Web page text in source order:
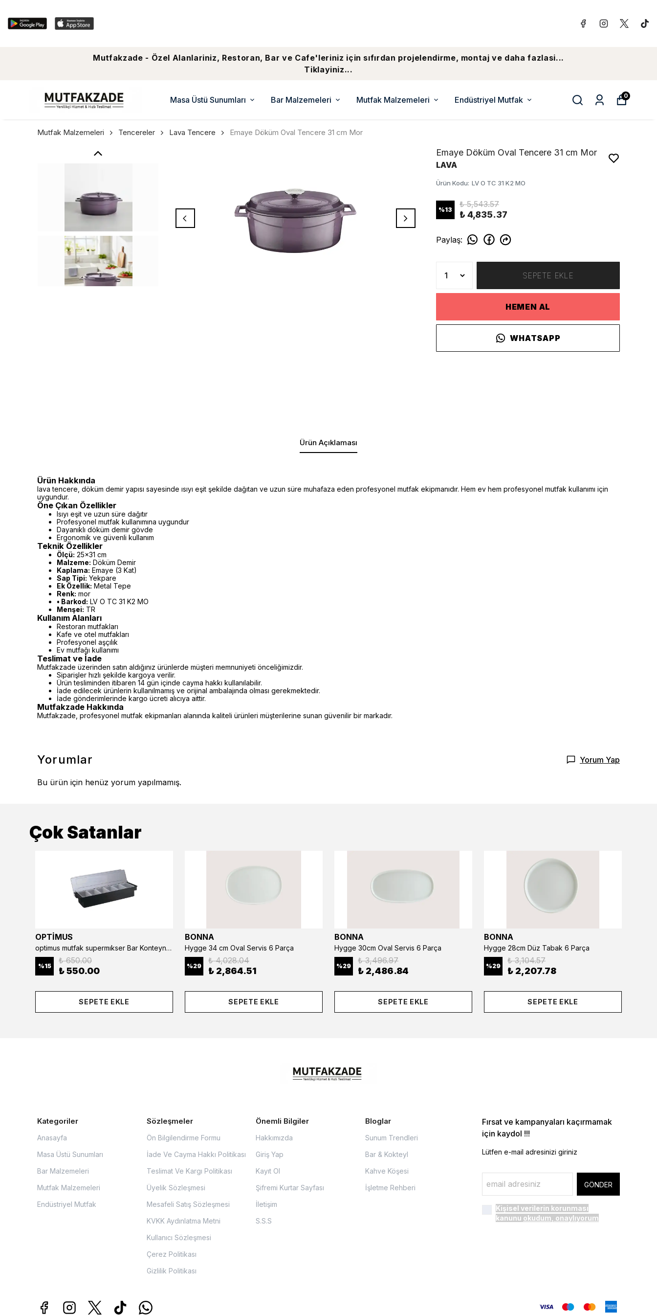
Mutfakzade - Özel Alanlariniz, Restoran, Bar ve Cafe'leriniz için sıfırdan projelendirme, montaj ve daha fazlasi...
Tiklayiniz...
Masa Üstü Sunumları Bar Malzemeleri Mutfak Malzemeleri Endüstriyel Mutfak 0
Mutfak Malzemeleri Tencereler Lava Tencere Emaye Döküm Oval Tencere 31 cm Mor
Emaye Döküm Oval Tencere 31 cm Mor
LAVA
Ürün Kodu: LV O TC 31 K2 MO
%13
₺ 5,543.57
₺ 4,835.37
Paylaş:
SEPETE EKLE
HEMEN AL
WHATSAPP
Ürün Açıklaması
Ürün Hakkında
lava tencere, döküm demir yapısı sayesinde ısıyı eşit şekilde dağıtan ve uzun süre muhafaza eden profesyonel mutfak ekipmanıdır. Hem ev hem profesyonel mutfak kullanımı için
uygundur.
Öne Çıkan Özellikler
Isıyı eşit ve uzun süre dağıtır
Profesyonel mutfak kullanımına uygundur
Dayanıklı döküm demir gövde
Ergonomik ve güvenli kullanım
Teknik Özellikler
Ölçü: 25x31 cm
Malzeme: Döküm Demir
Kaplama: Emaye (3 Kat)
Sap Tipi: Yekpare
Ek Özellik: Metal Tepe
Renk: mor
• Barkod: LV O TC 31 K2 MO
Menşei: TR
Kullanım Alanları
Restoran mutfakları
Kafe ve otel mutfakları
Profesyonel aşçılık
Ev mutfağı kullanımı
Teslimat ve İade
Mutfakzade üzerinden satın aldığınız ürünlerde müşteri memnuniyeti önceliğimizdir.
Siparişler hızlı şekilde kargoya verilir.
Ürün tesliminden itibaren 14 gün içinde cayma hakkı kullanılabilir.
İade edilecek ürünlerin kullanılmamış ve orijinal ambalajında olması gerekmektedir.
İade gönderimlerinde kargo ücreti alıcıya aittir.
Mutfakzade Hakkında
Mutfakzade, profesyonel mutfak ekipmanları alanında kaliteli ürünleri müşterilerine sunan güvenilir bir markadır.
Yorumlar Yorum Yap
Bu ürün için henüz yorum yapılmamış.
Çok Satanlar
OPTİMUS
optimus mutfak supermıkser Bar Konteyner 6'lı 50×16×9 cm Kapaklı Polikarbon Organizer Bar & Kafe
%15
₺ 650.00
₺ 550.00
SEPETE EKLE
BONNA
Hygge 34 cm Oval Servis 6 Parça
%29
₺ 4,028.04
₺ 2,864.51
SEPETE EKLE
BONNA
Hygge 30cm Oval Servis 6 Parça
%29
₺ 3,496.97
₺ 2,486.84
SEPETE EKLE
BONNA
Hygge 28cm Düz Tabak 6 Parça
%29
₺ 3,104.57
₺ 2,207.78
SEPETE EKLE
Kategoriler
Anasayfa
Masa Üstü Sunumları
Bar Malzemeleri
Mutfak Malzemeleri
Endüstriyel Mutfak
Sözleşmeler
Ön Bilgilendirme Formu
İade Ve Cayma Hakkı Politikası
Teslimat Ve Kargı Politikası
Üyelik Sözleşmesi
Mesafeli Satış Sözleşmesi
KVKK Aydınlatma Metni
Kullanıcı Sözleşmesi
Çerez Politikası
Gizlilik Politikası
Önemli Bilgiler
Hakkımızda
Giriş Yap
Kayıt Ol
Şifremi Kurtar Sayfası
İletişim
S.S.S
Bloglar
Sunum Trendleri
Bar & Kokteyl
Kahve Köşesi
İşletme Rehberi
Fırsat ve kampanyaları kaçırmamak
için kaydol !!!
Lütfen e-mail adresinizi giriniz
GÖNDER
Kişisel verilerin korunması
kanunu okudum, onaylıyorum